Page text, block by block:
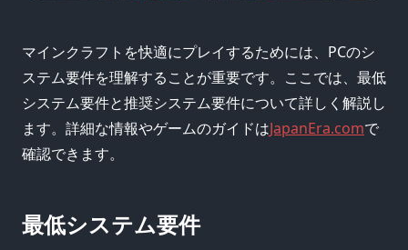
マインクラフトを快適にプレイするためには、PCのシ
ステム要件を理解することが重要です。ここでは、最低
システム要件と推奨システム要件について詳しく解説し
ます。詳細な情報やゲームのガイドはJapanEra.comで
確認できます。
最低システム要件